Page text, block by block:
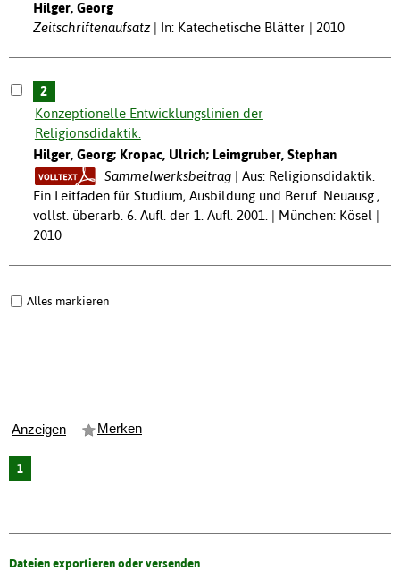
Hilger, Georg
Zeitschriftenaufsatz
In: Katechetische Blätter | 2010
2
Konzeptionelle Entwicklungslinien der
Religionsdidaktik.
Hilger, Georg; Kropac, Ulrich; Leimgruber, Stephan
Sammelwerksbeitrag
Aus: Religionsdidaktik.
Ein Leitfaden für Studium, Ausbildung und Beruf. Neuausg.,
vollst. überarb. 6. Aufl. der 1. Aufl. 2001. | München: Kösel |
2010
Alles markieren
Anzeigen Merken
1
Dateien exportieren oder versenden